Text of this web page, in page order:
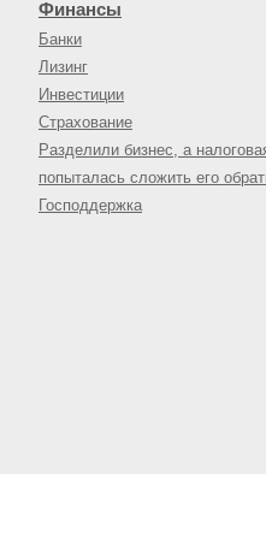
Финансы
Банки
Лизинг
Инвестиции
Страхование
Разделили бизнес, а
попыталась сложить его
Господдержка